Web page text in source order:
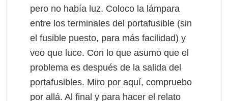
pero no había luz. Coloco la lámpara
entre los terminales del portafusible (sin
el fusible puesto, para más facilidad) y
veo que luce. Con lo que asumo que el
problema es después de la salida del
portafusibles. Miro por aquí, compruebo
por allá. Al final y para hacer el relato